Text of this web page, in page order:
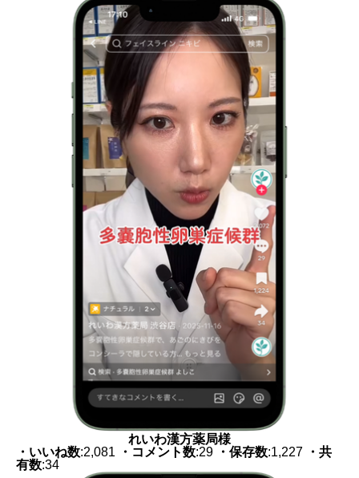
れいわ漢方薬局様
・いいね数:2,081 ・コメント数:29 ・保存数:1,227
・共
有数:34